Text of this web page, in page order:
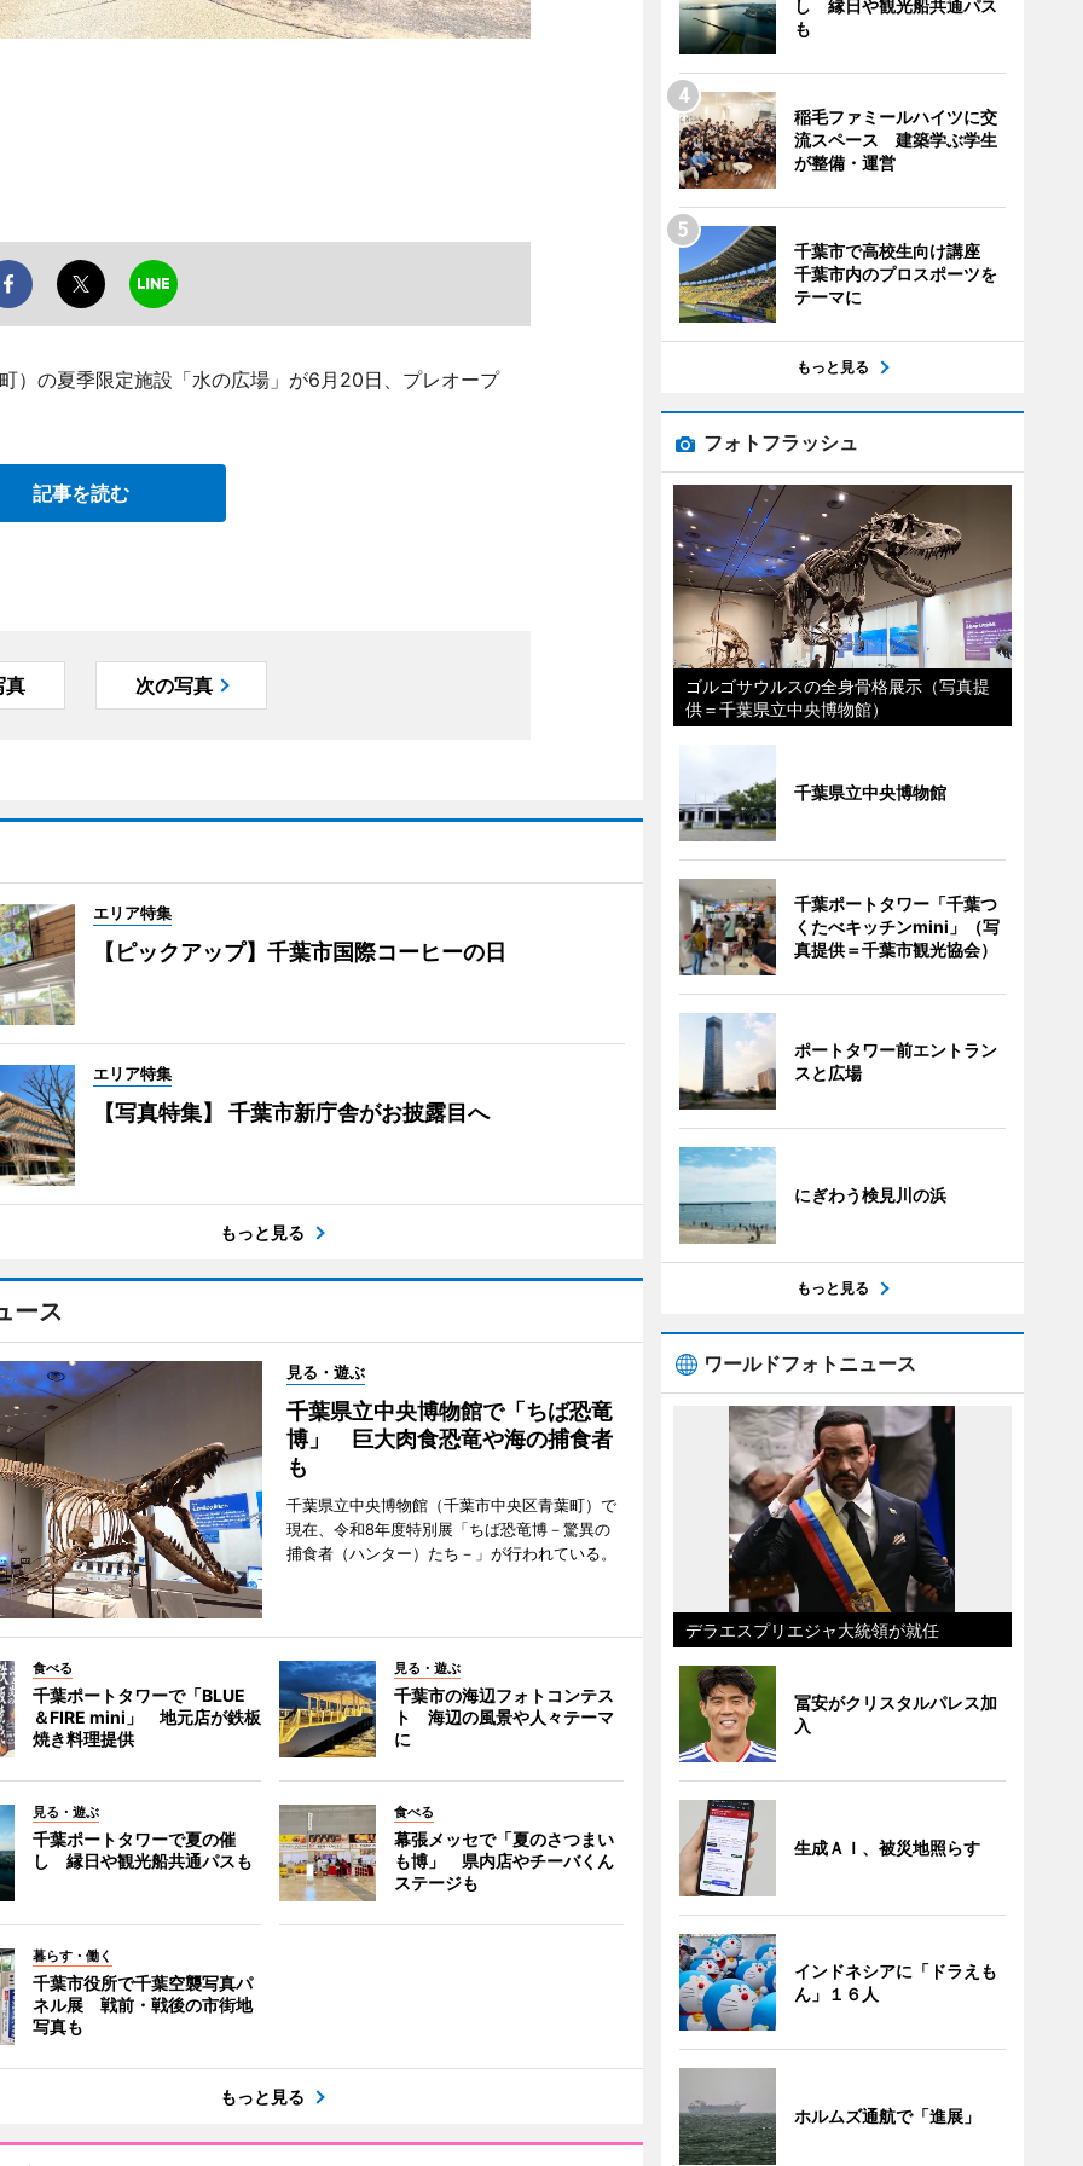
）の夏季限定施設「水の広場」が6月20日、プレオープ
記事を読む
真 次の写真
エリア特集
【ピックアップ】千葉市国際コーヒーの日
エリア特集
【写真特集】 千葉市新庁舎がお披露目へ
もっと見る
ース
見る・遊ぶ
千葉県立中央博物館で「ちば恐竜
博」 巨大肉食恐竜や海の捕食者
も
千葉県立中央博物館（千葉市中央区青葉町）で
現在、令和8年度特別展「ちば恐竜博－驚異の
捕食者（ハンター）たち－」が行われている。
食べる
千葉ポートタワーで「BLUE
＆FIRE mini」 地元店が鉄板
焼き料理提供
見る・遊ぶ
千葉市の海辺フォトコンテス
ト 海辺の風景や人々テーマ
に
見る・遊ぶ
千葉ポートタワーで夏の催
し 縁日や観光船共通パスも
食べる
幕張メッセで「夏のさつまい
も博」 県内店やチーバくん
ステージも
暮らす・働く
千葉市役所で千葉空襲写真パ
ネル展 戦前・戦後の市街地
写真も
もっと見る
し 縁日や観光船共通パス
も
稲毛ファミールハイツに交
流スペース 建築学ぶ学生
が整備・運営
千葉市で高校生向け講座
千葉市内のプロスポーツを
テーマに
もっと見る
フォトフラッシュ
ゴルゴサウルスの全身骨格展示（写真提
供＝千葉県立中央博物館）
千葉県立中央博物館
千葉ポートタワー「千葉つ
くたべキッチンmini」（写
真提供＝千葉市観光協会）
ポートタワー前エントラン
スと広場
にぎわう検見川の浜
もっと見る
ワールドフォトニュース
デラエスプリエジャ大統領が就任
冨安がクリスタルパレス加
入
生成ＡＩ、被災地照らす
インドネシアに「ドラえも
ん」１６人
ホルムズ通航で「進展」